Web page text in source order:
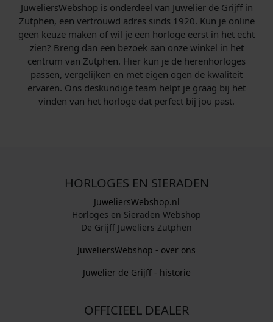
JuweliersWebshop is onderdeel van Juwelier de Grijff in
Zutphen, een vertrouwd adres sinds 1920. Kun je online
geen keuze maken of wil je een horloge eerst in het echt
zien? Breng dan een bezoek aan onze winkel in het
centrum van Zutphen. Hier kun je de herenhorloges
passen, vergelijken en met eigen ogen de kwaliteit
ervaren. Ons deskundige team helpt je graag bij het
vinden van het horloge dat perfect bij jou past.
HORLOGES EN SIERADEN
JuweliersWebshop.nl
Horloges en Sieraden Webshop
De Grijff Juweliers Zutphen
JuweliersWebshop - over ons
Juwelier de Grijff - historie
OFFICIEEL DEALER